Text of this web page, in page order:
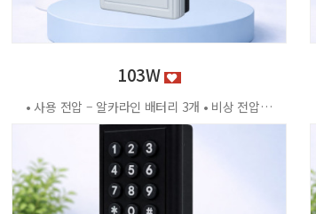
103W
• 사용 전압 – 알카라인 배터리 3개 • 비상 전압 - DC3.2V±0.2V • 전력 소비량 – 정전류 : ≤30μA 동작전류 : ≤150 MA • 사용 환경 – 온도 : 0℃ ~ +70℃ 습도 : RH 20% ~ RH95%RH 사용방법 < 잠금방법 > - 비밀번호 4자리 숫자를 입력하면 문이 자동으로 잠깁니다. < 찾는방법> - 입력했던 비밀번호 4자리 숫자를 누르면 자동으로 문이 열립니다. - 비밀번호를 잊었을 경우 마스터키 사용 가능 특징 - 마스터키 10개까지 등록가능 - 버튼 백라이트 - 배터리 방전 시 외부전원 공급기 사용가능 - 자동/수동 잠금 설정 가능 - 마스터 비밀번호 설정 가능 - 무음모드 가능